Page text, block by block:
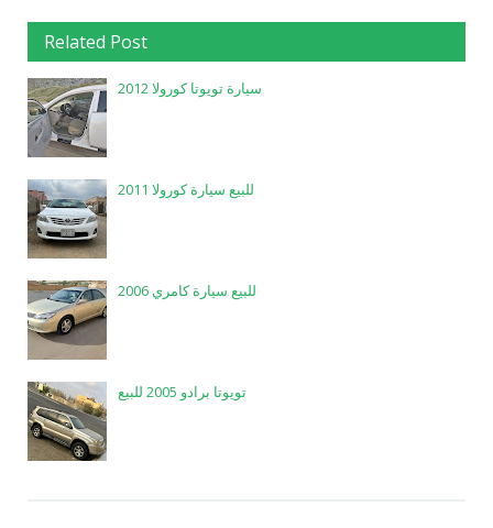
Related Post
سيارة تويوتا كورولا 2012
للبيع سيارة كورولا 2011
للبيع سيارة كامري 2006
تويوتا برادو 2005 للبيع